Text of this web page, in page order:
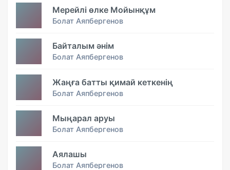
Мерейлі өлке Мойынқұм
Болат Аяпбергенов
Байталым әнім
Болат Аяпбергенов
Жаңға батты қимай кеткенің
Болат Аяпбергенов
Мыңарал аруы
Болат Аяпбергенов
Аялашы
Болат Аяпбергенов